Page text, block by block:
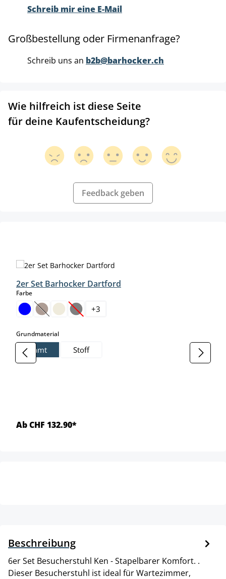
Schreib mir eine E-Mail
Großbestellung oder Firmenanfrage?
Schreib uns an b2b@barhocker.ch
Wie hilfreich ist diese Seite
für deine Kaufentscheidung?
Feedback geben
2er Set Barhocker Dartford
Farbeauswählen
(Diese Option ist zurzeit nicht verfügbar.)
(Diese Option ist zurzeit nicht verfügbar.)
+3
Grundmaterialauswählen
Samt Stoff
Ab CHF 132.90*
Beschreibung
6er Set Besucherstuhl Ken - Stapelbarer Komfort. .
Dieser Besucherstuhl ist ideal für Wartezimmer,